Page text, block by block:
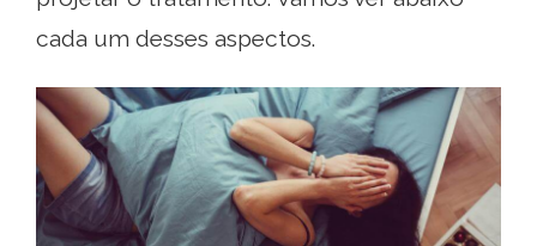
cada um desses aspectos.